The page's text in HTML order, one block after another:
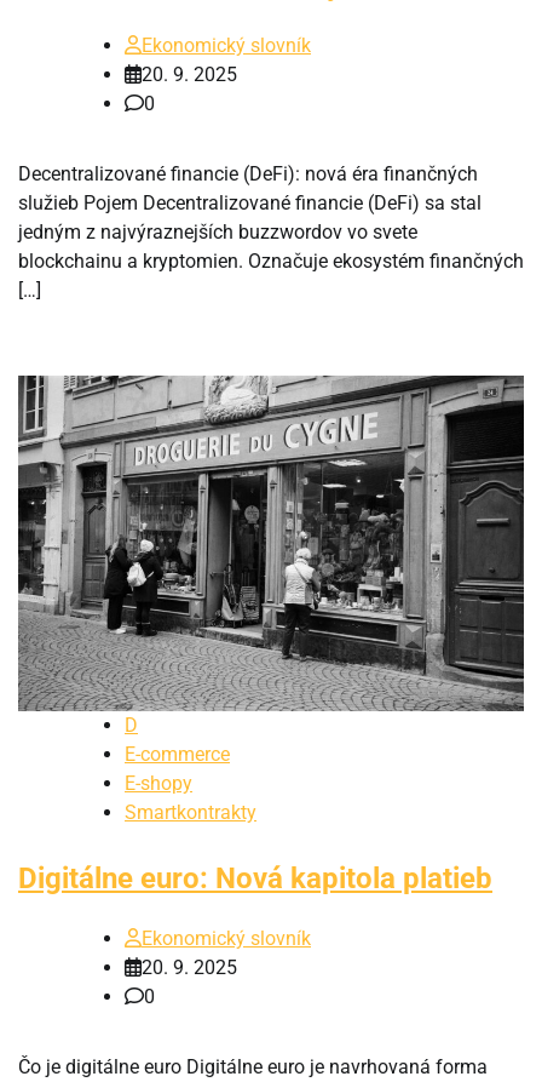
Ekonomický slovník
20. 9. 2025
0
Decentralizované financie (DeFi): nová éra finančných
služieb Pojem Decentralizované financie (DeFi) sa stal
jedným z najvýraznejších buzzwordov vo svete
blockchainu a kryptomien. Označuje ekosystém finančných
[…]
D
E-commerce
E-shopy
Smartkontrakty
Digitálne euro: Nová kapitola platieb
Ekonomický slovník
20. 9. 2025
0
Čo je digitálne euro Digitálne euro je navrhovaná forma